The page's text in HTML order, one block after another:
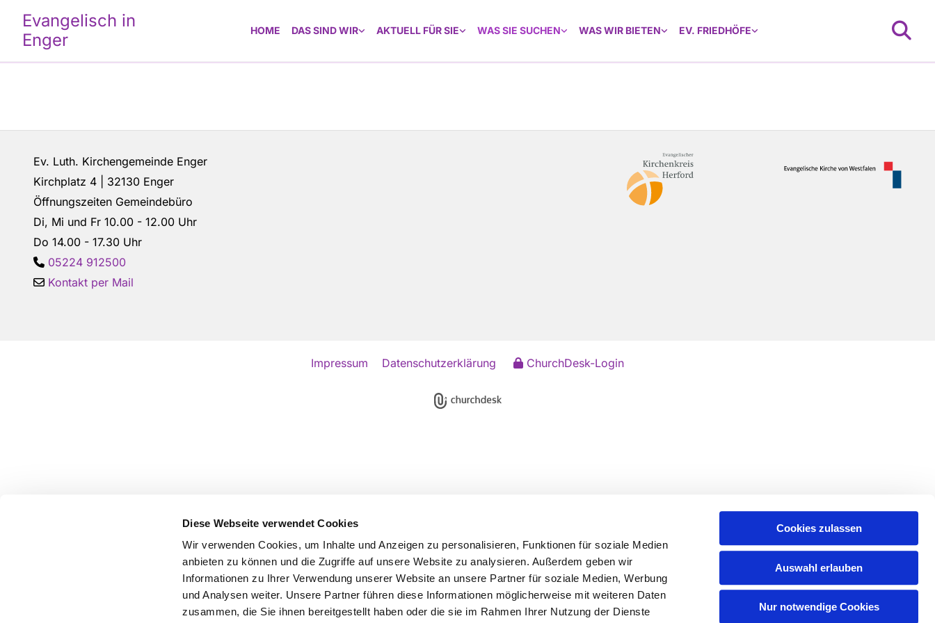
Diese Webseite verwendet Cookies
Wir verwenden Cookies, um Inhalte und Anzeigen zu personalisieren, Funktionen für soziale Medien
anbieten zu können und die Zugriffe auf unsere Website zu analysieren. Außerdem geben wir
Informationen zu Ihrer Verwendung unserer Website an unsere Partner für soziale Medien, Werbung
und Analysen weiter. Unsere Partner führen diese Informationen möglicherweise mit weiteren Daten
zusammen, die Sie ihnen bereitgestellt haben oder die sie im Rahmen Ihrer Nutzung der Dienste
Cookies zulassen
Auswahl erlauben
Nur notwendige Cookies
Evangelisch in
Enger
HOME DAS SIND WIR AKTUELL FÜR SIE WAS SIE SUCHEN WAS WIR BIETEN EV. FRIEDHÖFE
Ev. Luth. Kirchengemeinde Enger
Kirchplatz 4 | 32130 Enger
Öffnungszeiten Gemeindebüro
Di, Mi und Fr 10.00 - 12.00 Uhr
Do 14.00 - 17.30 Uhr
 05224 912500
 Kontakt per Mail
Impressum Datenschutzerklärung ChurchDesk-Login